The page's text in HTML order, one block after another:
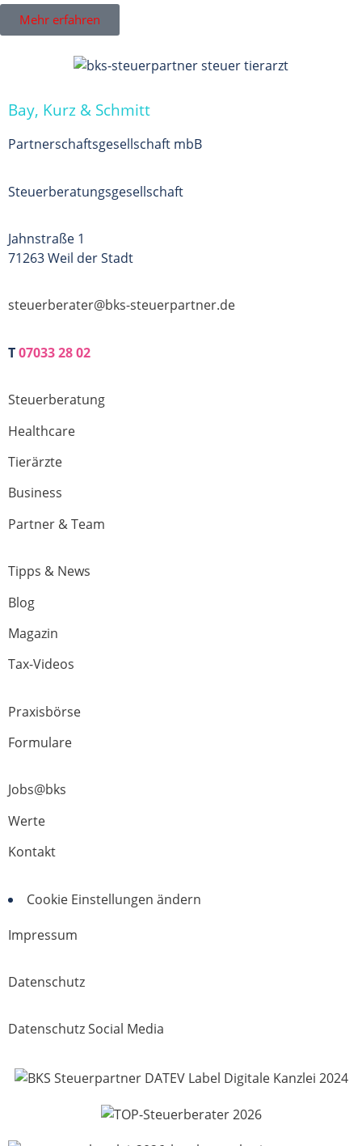
Mehr erfahren
Bay, Kurz & Schmitt
Partnerschafts­­gesellschaft mbB
Steuerberatungs­­gesellschaft
Jahnstraße 1
71263 Weil der Stadt
steuerberater@bks-steuerpartner.de
T07033 28 02
Steuerberatung
Healthcare
Tierärzte
Business
Partner & Team
Tipps & News
Blog
Magazin
Tax-Videos
Praxisbörse
Formulare
Jobs@bks
Werte
Kontakt
Cookie Einstellungen ändern
Impressum
Datenschutz
Datenschutz Social Media